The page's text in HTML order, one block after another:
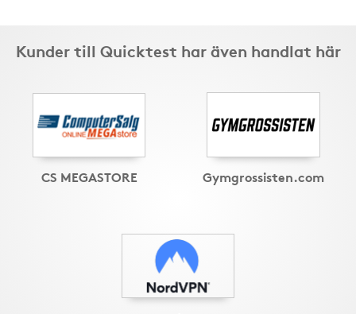
Kunder till Quicktest har även handlat här
CS MEGASTORE Gymgrossisten.com